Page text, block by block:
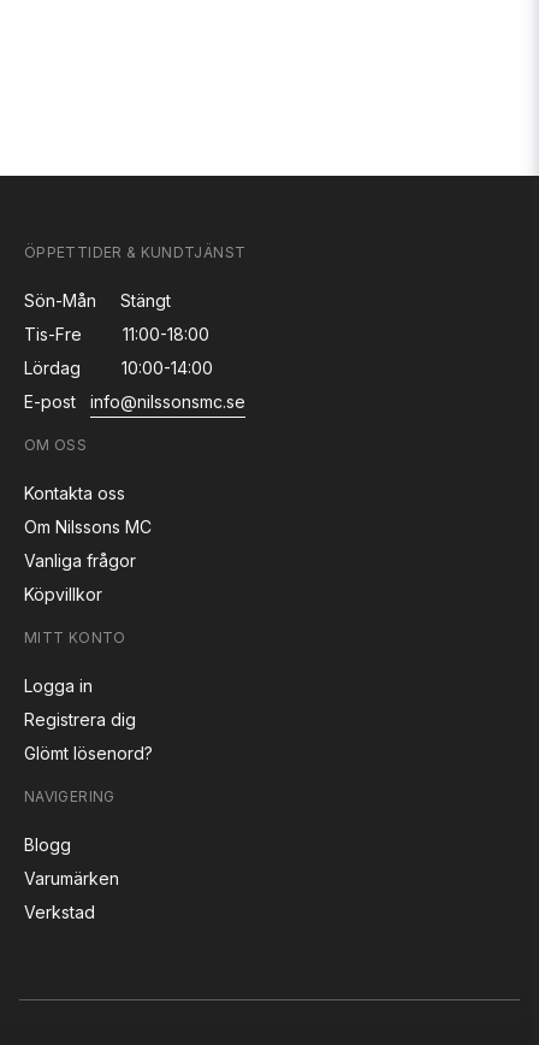
ÖPPETTIDER & KUNDTJÄNST
Sön-Mån
Stängt
Tis-Fre
11:00-18:00
Lördag
10:00-14:00
E-post
info@nilssonsmc.se
OM OSS
Kontakta oss
Om Nilssons MC
Vanliga frågor
Köpvillkor
MITT KONTO
Logga in
Registrera dig
Glömt lösenord?
NAVIGERING
Blogg
Varumärken
Verkstad